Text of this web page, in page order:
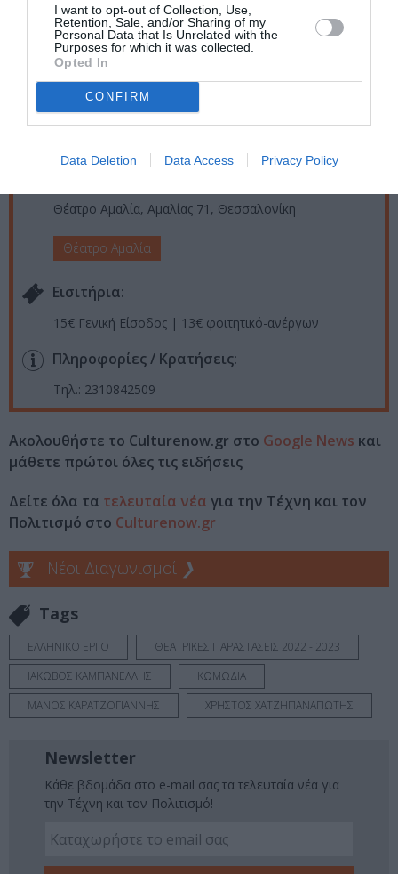
I want to opt-out of Collection, Use,
Retention, Sale, and/or Sharing of my
Personal Data that Is Unrelated with the
Purposes for which it was collected.
Opted In
CONFIRM
Data Deletion Data Access Privacy Policy
Ημερομηνία:
Από: 31/10/2022
Δευτέρα-Τρίτη, 21:00 | Οι προγραμματισμένες για την
Δευτέρα 7 και την Τρίτη 8 Νοεμβρίου παραστάσεις,
μεταφέρονται για την Δευτέρα 14 και Τρίτη 15
Θέατρο Αμαλία, Αμαλίας 71, Θεσσαλονίκη
Θέατρο Αμαλία
Eισιτήρια:
15€ Γενική Είσοδος | 13€ φοιτητικό-ανέργων
Πληροφορίες / Κρατήσεις:
Τηλ.: 2310842509
Ακολουθήστε το Culturenow.gr στο Google News και
μάθετε πρώτοι όλες τις ειδήσεις
Δείτε όλα τα τελευταία νέα για την Τέχνη και τον
Πολιτισμό στο Culturenow.gr
Νέοι Διαγωνισμοί ❯
Tags
ΕΛΛΗΝΙΚΟ ΕΡΓΟ
ΘΕΑΤΡΙΚΕΣ ΠΑΡΑΣΤΑΣΕΙΣ 2022 - 2023
ΙΑΚΩΒΟΣ ΚΑΜΠΑΝΕΛΛΗΣ
ΚΩΜΩΔΙΑ
ΜΑΝΟΣ ΚΑΡΑΤΖΟΓΙΑΝΝΗΣ
ΧΡΗΣΤΟΣ ΧΑΤΖΗΠΑΝΑΓΙΩΤΗΣ
Newsletter
Κάθε βδομάδα στο e-mail σας τα τελευταία νέα για
την Τέχνη και τον Πολιτισμό!